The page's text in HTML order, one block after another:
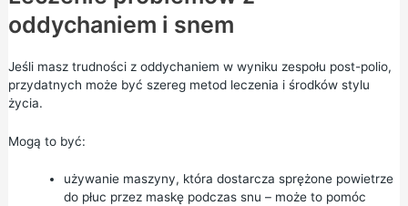
oddychaniem i snem
Jeśli masz trudności z oddychaniem w wyniku zespołu post-polio,
przydatnych może być szereg metod leczenia i środków stylu
życia.
Mogą to być:
używanie maszyny, która dostarcza sprężone powietrze
do płuc przez maskę podczas snu – może to pomóc